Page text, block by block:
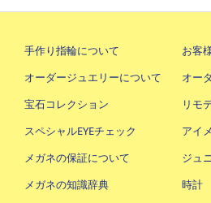
手作り指輪について
お客
オーダージュエリーについて
オー
宝石コレクション
リモ
スペシャルEYEチェック
アイ
メガネの保証について
ジュ
メガネの知識辞典
時計